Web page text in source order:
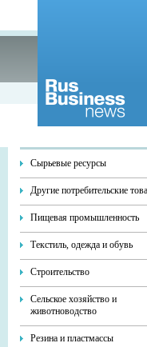
Сырьевые ресурсы
Другие потребительские
Пищевая промышленность
Текстиль, одежда и обувь
Строительство
Сельское хозяйство и
животноводство
Резина и пластмассы